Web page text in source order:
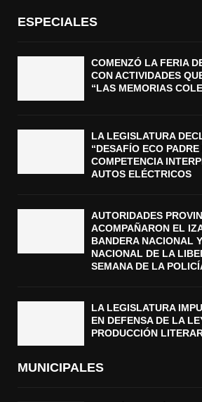
ESPECIALES
COMENZÓ LA FERIA
CON ACTIVIDADES
“LAS MEMORIAS
LA LEGISLATURA
“DESAFÍO ECO
COMPETENCIA
AUTOS ELÉCTRICOS
AUTORIDADES
ACOMPAÑARON EL
BANDERA NACIONAL
NACIONAL DE LA
SEMANA DE LA
LA LEGISLATURA
EN DEFENSA DE LA
PRODUCCIÓN
MUNICIPALES